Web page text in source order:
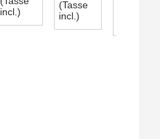
incl.)
1.2MM
CONTINUO
(Tasse
incl.)